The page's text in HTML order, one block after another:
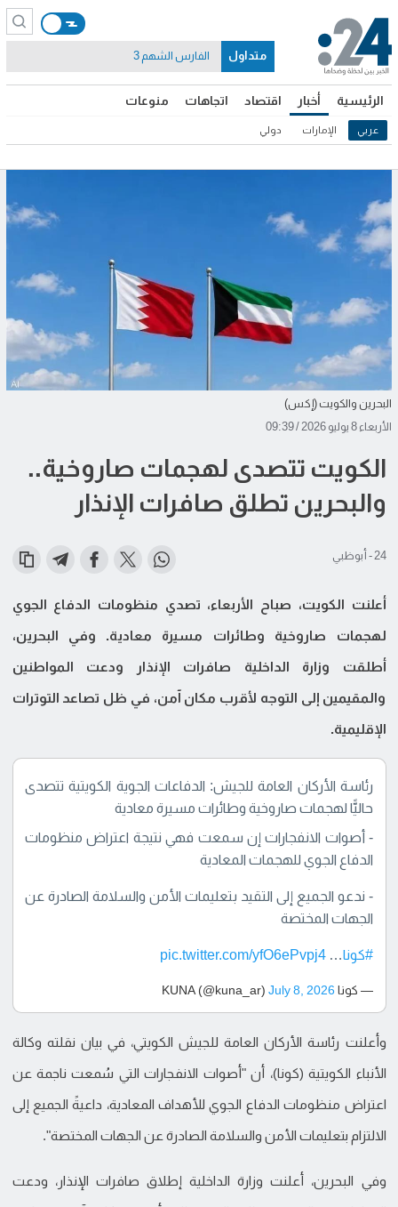
الرئيسية أخبار
عربي الإمارات دولي
اقتصاد اتجاهات منوعات
متداول الفارس الشهم 3
البحرين والكويت (إكس)
الأربعاء 8 يوليو 2026 / 09:39
الكويت تتصدى لهجمات صاروخية..
والبحرين تطلق صافرات الإنذار
24 - أبوظبي
أعلنت الكويت، صباح الأربعاء، تصدي منظومات الدفاع الجوي
لهجمات صاروخية وطائرات مسيرة معادية. وفي البحرين،
أطلقت وزارة الداخلية صافرات الإنذار ودعت المواطنين
والمقيمين إلى التوجه لأقرب مكان آمن، في ظل تصاعد التوترات
الإقليمية.
رئاسة الأركان العامة للجيش: الدفاعات الجوية الكويتية تتصدى
حاليًّا لهجمات صاروخية وطائرات مسيرة معادية
- أصوات الانفجارات إن سمعت فهي نتيجة اعتراض منظومات
الدفاع الجوي للهجمات المعادية
- ندعو الجميع إلى التقيد بتعليمات الأمن والسلامة الصادرة عن
الجهات المختصة
#كونا…
pic.twitter.com/yfO6ePvpj4
— كونا KUNA (@kuna_ar) July 8, 2026
وأعلنت رئاسة الأركان العامة للجيش الكويتي، في بيان نقلته وكالة
الأنباء الكويتية (كونا)، أن "أصوات الانفجارات التي سُمعت ناجمة عن
اعتراض منظومات الدفاع الجوي للأهداف المعادية، داعيةً الجميع إلى
الالتزام بتعليمات الأمن والسلامة الصادرة عن الجهات المختصة".
وفي البحرين، أعلنت وزارة الداخلية إطلاق صافرات الإنذار، ودعت